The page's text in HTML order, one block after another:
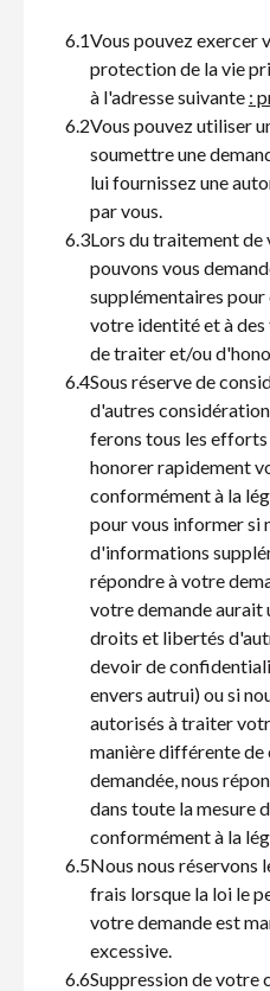
6.1Vous pouvez exercer
protection de la vie
à l'adresse suivante :
6.2Vous pouvez utiliser
soumettre une
lui fournissez une
par vous.
6.3Lors du traitement de
pouvons vous
supplémentaires
votre identité et à des
de traiter et/ou
6.4Sous réserve de
d'autres
ferons tous les
honorer rapidement
conformément à la
pour vous informer si
d'informations
répondre à votre
votre demande aurait
droits et libertés
devoir de
envers autrui) ou si
autorisés à traiter
manière différente
demandée, nous
dans toute la mesure
conformément à la
6.5Nous nous réservons
frais lorsque la loi le
votre demande est
excessive.
6.6Suppression de votre